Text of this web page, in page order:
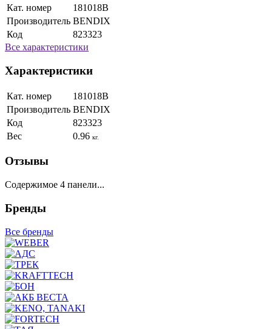
Кат. номер
181018B
Производитель BENDIX
Код
823323
Все характеристики
Характеристики
Кат. номер
181018B
Производитель BENDIX
Код
823323
Вес
0.96 кг.
Отзывы
Содержимое 4 панели...
Бренды
Все бренды